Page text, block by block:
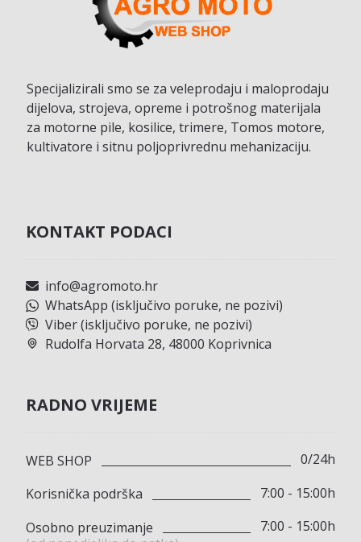
Specijalizirali smo se za veleprodaju i maloprodaju
dijelova, strojeva, opreme i potrošnog materijala
za motorne pile, kosilice, trimere, Tomos motore,
kultivatore i sitnu poljoprivrednu mehanizaciju.
KONTAKT PODACI
info@agromoto.hr
WhatsApp (isključivo poruke, ne pozivi)
Viber (isključivo poruke, ne pozivi)
Rudolfa Horvata 28, 48000 Koprivnica
RADNO VRIJEME
WEB SHOP
0/24h
Korisnička podrška
7:00 - 15:00h
Osobno preuzimanje
7:00 - 15:00h